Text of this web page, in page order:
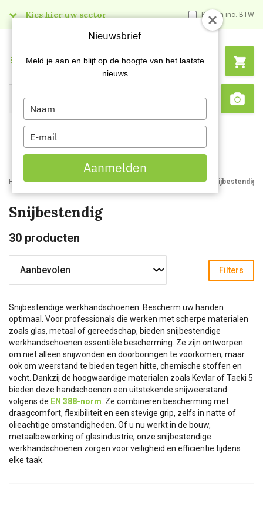
Kies hier uw sector Prijzen inc. BTW
Search
Menu
Home Webshop Handbescherming Werkhandschoenen Snijbestendig
Snijbestendig
30 producten
Filters
Snijbestendige werkhandschoenen: Bescherm uw handen
optimaal.
Voor professionals die werken met scherpe materialen
zoals glas, metaal of gereedschap, bieden snijbestendige
werkhandschoenen essentiële bescherming. Ze zijn ontworpen
om niet alleen snijwonden en doorboringen te voorkomen, maar
ook om weerstand te bieden tegen hitte, chemische stoffen en
vocht. Dankzij de hoogwaardige materialen zoals Kevlar of Taeki 5
bieden deze handschoenen een uitstekende snijweerstand
volgens de EN 388-norm . Ze combineren bescherming met
draagcomfort, flexibiliteit en een stevige grip, zelfs in natte of
olieachtige omstandigheden. Of u nu werkt in de bouw,
metaalbewerking of glasindustrie, onze snijbestendige
werkhandschoenen zorgen voor veiligheid en efficiëntie tijdens
elke taak.
Nieuwsbrief
Meld je aan en blijf op de hoogte van het laatste
nieuws
Type
your
name
Type
your
email
Aanmelden